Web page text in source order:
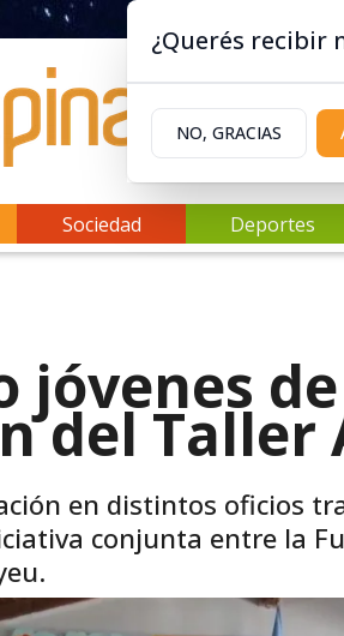
Sociedad Deportes
jóvenes
del Taller
en distintos oficios
conjunta entre la
¿Querés recibir
NO, GRACIAS